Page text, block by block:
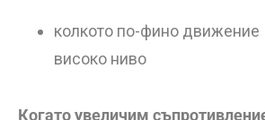
колкото по-фино движение
високо ниво
Когато увеличим